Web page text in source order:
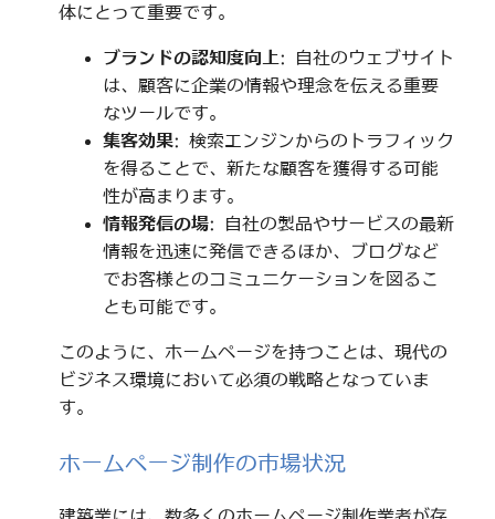
体にとって重要です。
ブランドの認知度向上: 自社のウェブサイト
は、顧客に企業の情報や理念を伝える重要
なツールです。
集客効果: 検索エンジンからのトラフィック
を得ることで、新たな顧客を獲得する可能
性が高まります。
情報発信の場: 自社の製品やサービスの最新
情報を迅速に発信できるほか、ブログなど
でお客様とのコミュニケーションを図るこ
とも可能です。
このように、ホームページを持つことは、現代の
ビジネス環境において必須の戦略となっていま
す。
ホームページ制作の市場状況
建築業には、数多くのホームページ制作業者が存